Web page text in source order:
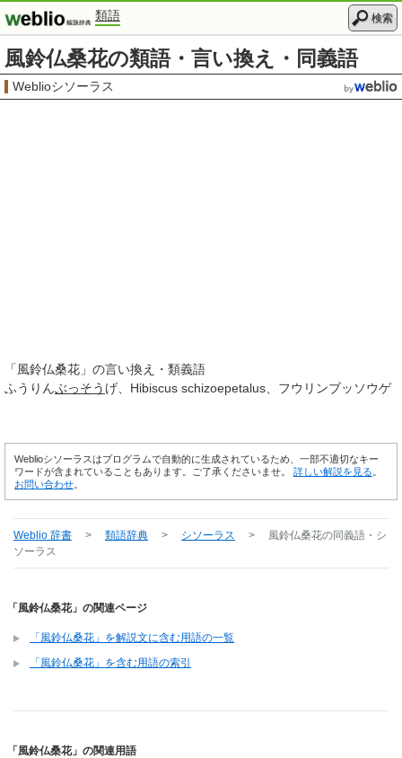
類語 検索
風鈴仏桑花の類語・言い換え・同義語
Weblioシソーラス
「 風鈴仏桑花 」の言い換え・類義語
ふうりんぶっそう げ Hibiscus schizoepetalus フウリンブッソウゲ
Weblioシソーラスはプログラムで自動的に生成されているため、一部不適切なキー
ワードが含まれていることもあります。ご了承くださいませ。 詳しい解説を見る
お問い合わせ
Weblio 辞書 > 類語辞典 > シソーラス > 風鈴仏桑花の同義語・シ
ソーラス
「風鈴仏桑花」の関連ページ
「風鈴仏桑花」を解説文に含む用語の一覧
「風鈴仏桑花」を含む用語の索引
「風鈴仏桑花」の関連用語